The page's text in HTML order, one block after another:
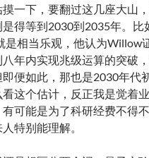
一下，要翻过这几座大山
得等到2030到2035年。比
是相当乐观，他认为Willow
年内实现兆级运算的突破
便如此，那也是2030年代
这个估计，反正我是觉着
可能是为了科研经费不得
特别能理解。